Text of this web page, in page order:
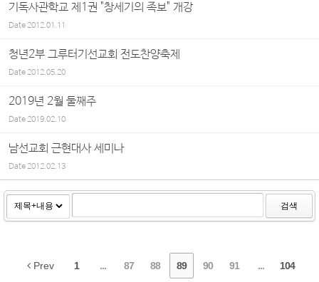
기독사관학교 제1권 "창세기의 족보" 개강
Date2012.01.11
청년2부 그루터기선교회 전도찬양축제
Date2012.05.20
2019년 2월 둘째주
Date2019.02.10
남선교회 근현대사 세미나
Date2012.02.13
검색
Prev 1 ... 87 88 89 90 91 ... 104